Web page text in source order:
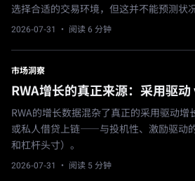
选择合适的交易环境，但这并不能预测状
2026-07-31 · 阅读 6 分钟
市场洞察
RWA增长的真正来源：采用驱动
RWA的增长数据混杂了真正的采用驱动
或私人借贷上链——与投机性、激励驱动
和杠杆头寸）。
2026-07-31 · 阅读 5 分钟